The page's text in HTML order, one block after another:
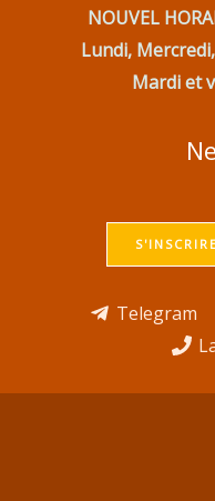
NOUVEL
Lundi,
Mardi et
Telegram